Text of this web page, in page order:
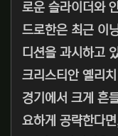
로운 슬라이더와
드로한은 최근 이
디션을 과시하고
크리스티안 옐리
경기에서 크게 흔
요하게 공략한다